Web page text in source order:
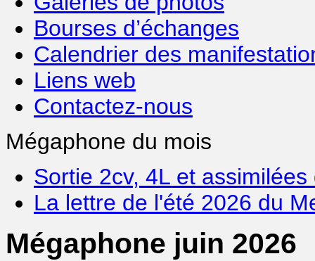
Bourses d’échanges
Calendrier des
Liens web
Contactez-nous
Mégaphone du mois
Sortie 2cv, 4L et
La lettre de l'été 2026 du
Mégaphone juin 2026